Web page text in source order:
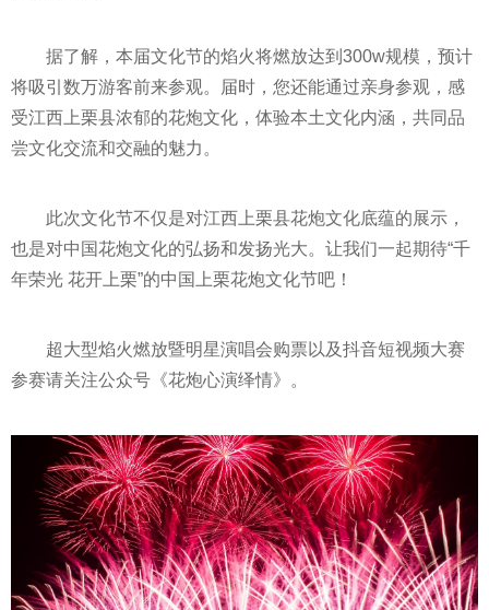
据了解，本届文化节的焰火将燃放达到300w规模，预计
将吸引数万游客前来参观。届时，您还能通过亲身参观，感
受江西上栗县浓郁的花炮文化，体验本土文化内涵，共同品
尝文化交流和交融的魅力。
此次文化节不仅是对江西上栗县花炮文化底蕴的展示，
也是对中国花炮文化的弘扬和发扬光大。让我们一起期待“千
年荣光 花开上栗”的中国上栗花炮文化节吧！
超大型焰火燃放暨明星演唱会购票以及抖音短视频大赛
参赛请关注公众号《花炮心演绎情》。